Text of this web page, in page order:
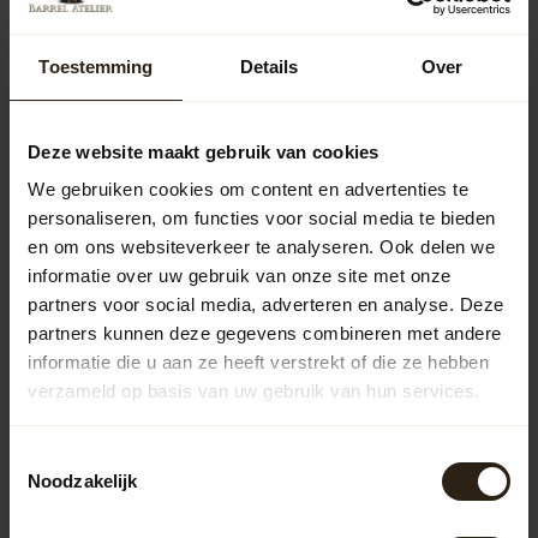
Toestemming Details Over
Deze website maakt gebruik van cookies
We gebruiken cookies om content en advertenties te
personaliseren, om functies voor social media te bieden
en om ons websiteverkeer te analyseren. Ook delen we
informatie over uw gebruik van onze site met onze
partners voor social media, adverteren en analyse. Deze
partners kunnen deze gegevens combineren met andere
informatie die u aan ze heeft verstrekt of die ze hebben
verzameld op basis van uw gebruik van hun services.
Noodzakelijk
Wine barrel tub "Ruby"
Wine barrel tub - Copy 130,00
Vragen over dit product?
Neem gerust contact op met onze klantenservice op
info@barrelatelier.nl
038 - 3760185 . We helpen je graag!
Recently viewed